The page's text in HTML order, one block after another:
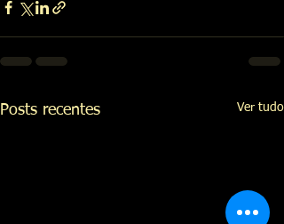
Posts recentes Ver tudo